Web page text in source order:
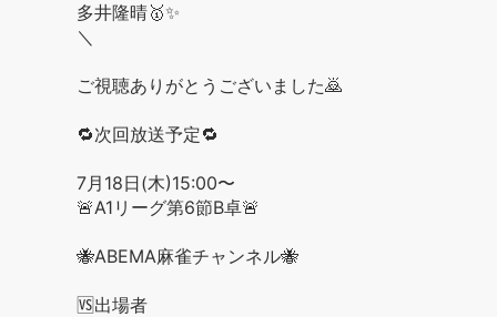
多井隆晴🥇✨
＼
ご視聴ありがとうございました🙇
🔁次回放送予定🔁
7月18日(木)15:00〜
🚨A1リーグ第6節B卓🚨
🐝ABEMA麻雀チャンネル🐝
🆚出場者